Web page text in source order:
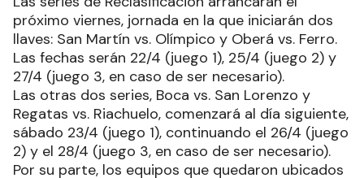
próximo viernes, jornada en la que iniciarán dos
llaves: San Martín vs. Olímpico y Oberá vs. Ferro.
Las fechas serán 22/4 (juego 1), 25/4 (juego 2) y
27/4 (juego 3, en caso de ser necesario).
Las otras dos series, Boca vs. San Lorenzo y
Regatas vs. Riachuelo, comenzará al día siguiente,
sábado 23/4 (juego 1), continuando el 26/4 (juego
2) y el 28/4 (juego 3, en caso de ser necesario).
Por su parte, los equipos que quedaron ubicados